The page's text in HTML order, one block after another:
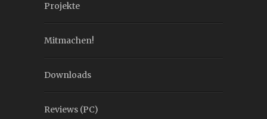
Projekte
Mitmachen!
Downloads
Reviews (PC)